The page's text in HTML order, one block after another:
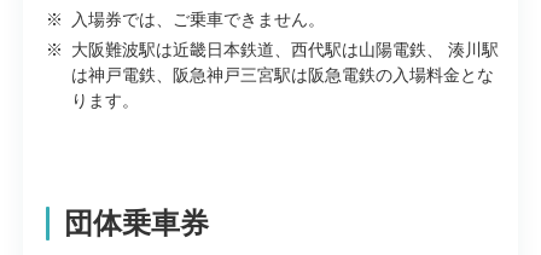
※
入場券では、ご乗車できません。
※
大阪難波駅は近畿日本鉄道、西代駅は山陽電鉄、 湊川駅
は神戸電鉄、阪急神戸三宮駅は阪急電鉄の入場料金とな
ります。
団体乗車券